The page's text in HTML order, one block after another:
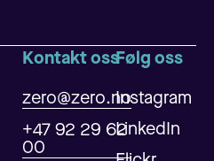
Kontakt oss
zero@zero.no
+47 92 29 62
00
Følg oss
Instagram
LinkedIn